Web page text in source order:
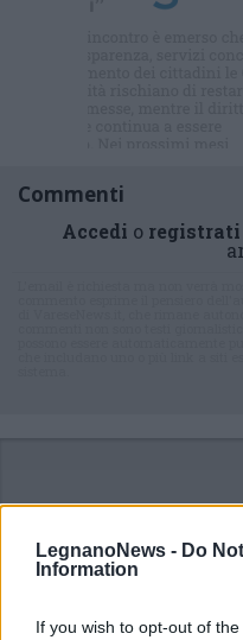
LegnanoNews - Do
Information
If you wish to opt-out of
Commenti
Accedi o registrati